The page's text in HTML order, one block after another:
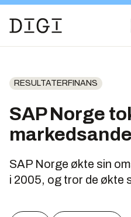
RESULTATERFINANS
SAP Norge
SAP Norge økte sin
i 2005, og tror de økte